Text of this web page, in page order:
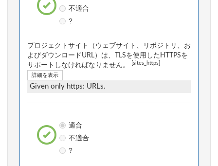
不適合
?
プロジェクトサイト（ウェブサイト、リポジトリ、お
よびダウンロードURL）は、TLSを使用したHTTPSを
サポートしなければなりません。
[sites_https]
詳細を表示
Given only https: URLs.
適合
不適合
?